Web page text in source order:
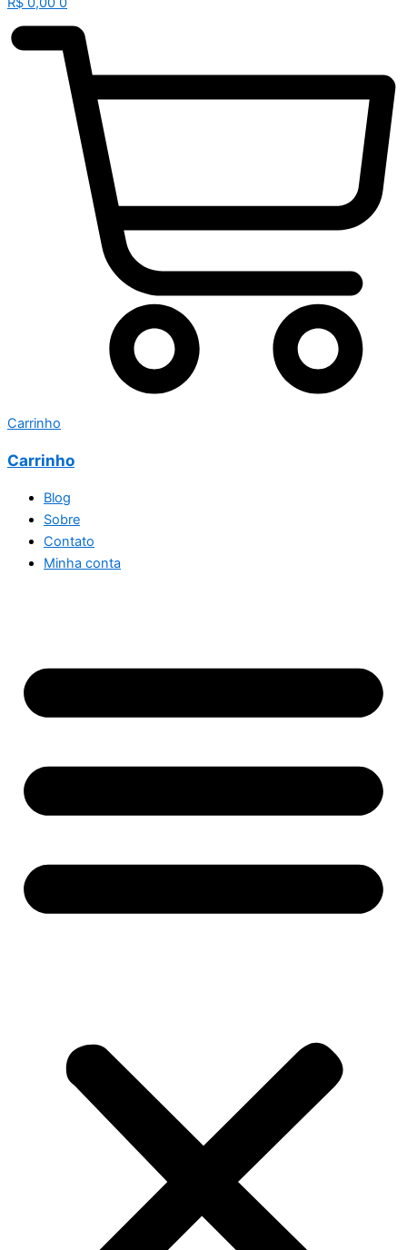
Carrinho
Carrinho
Blog
Sobre
Contato
Minha conta